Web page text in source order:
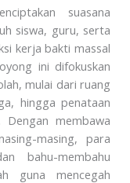
suasana
siswa, guru, serta
kerja bakti massal
ini difokuskan
mulai dari ruang
hingga penataan
membawa
masing, para
bahu-membahu
guna mencegah